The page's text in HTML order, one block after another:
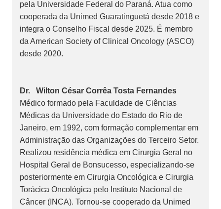
pela Universidade Federal do Paraná. Atua como
cooperada da Unimed Guaratinguetá desde 2018 e
integra o Conselho Fiscal desde 2025. É membro
da American Society of Clinical Oncology (ASCO)
desde 2020.
Dr. Wilton César Corrêa Tosta Fernandes
Médico formado pela Faculdade de Ciências
Médicas da Universidade do Estado do Rio de
Janeiro, em 1992, com formação complementar em
Administração das Organizações do Terceiro Setor.
Realizou residência médica em Cirurgia Geral no
Hospital Geral de Bonsucesso, especializando-se
posteriormente em Cirurgia Oncológica e Cirurgia
Torácica Oncológica pelo Instituto Nacional de
Câncer (INCA). Tornou-se cooperado da Unimed